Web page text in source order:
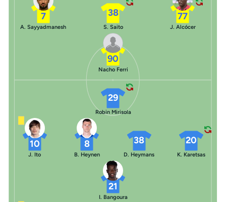
77
J. Alcócer
38
S. Saito
7
A. Sayyadmanesh
90
Nacho Ferri
21
I. Bangoura
10
J. Ito
8
B. Heynen
38
D. Heymans
20
K. Karetsas
29
Robin Mirisola